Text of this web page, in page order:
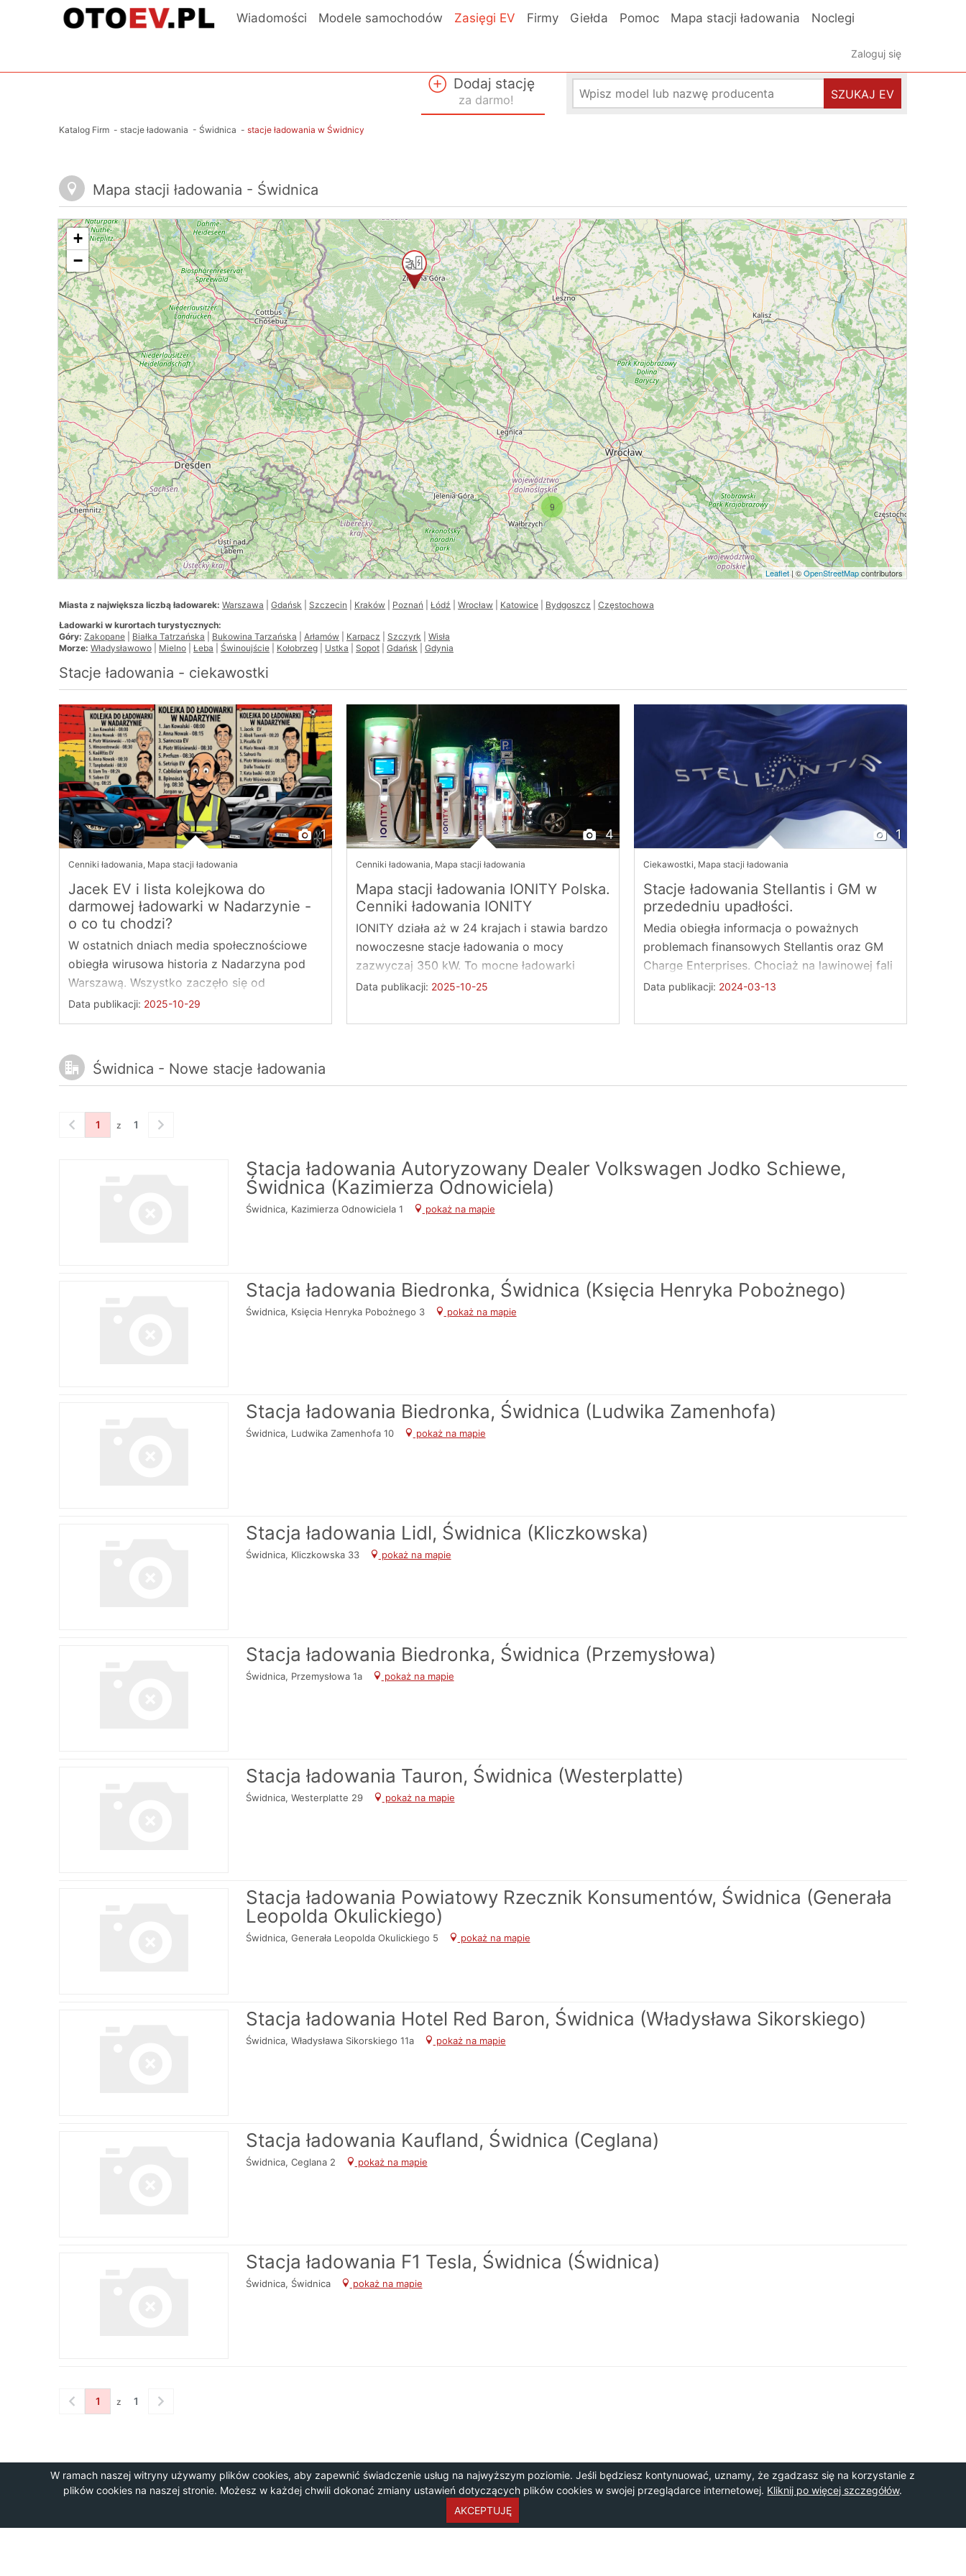
W ramach naszej witryny używamy plików cookies, aby zapewnić świadczenie usług na najwyższym poziomie. Jeśli będziesz kontynuować, uznamy, że zgadzasz się na korzystanie z
plików cookies na naszej stronie. Możesz w każdej chwili dokonać zmiany ustawień dotyczących plików cookies w swojej przeglądarce internetowej. Kliknij po więcej szczegółów.
AKCEPTUJĘ
Wiadomości Modele samochodów Zasięgi EV Firmy Giełda Pomoc Mapa stacji ładowania Noclegi
Zaloguj się
SZUKAJ EV
Dodaj stację
za darmo!
Katalog Firm - stacje ładowania - Świdnica - stacje ładowania w Świdnicy
Mapa stacji ładowania - Świdnica
9
+
−
Leaflet| ©OpenStreetMapcontributors
Miasta z największa liczbą ładowarek: Warszawa Gdańsk Szczecin Kraków Poznań Łódź Wrocław Katowice Bydgoszcz
Częstochowa
Ładowarki w kurortach turystycznych:
Góry: Zakopane Białka Tatrzańska Bukowina Tarzańska Arłamów Karpacz Szczyrk
Wisła
Morze: Władysławowo Mielno Łeba Świnoujście Kołobrzeg Ustka Sopot Gdańsk Gdynia
Stacje ładowania - ciekawostki
1
Cenniki ładowania, Mapa stacji ładowania
Jacek EV i lista kolejkowa do
darmowej ładowarki w Nadarzynie -
o co tu chodzi?
W ostatnich dniach media społecznościowe
obiegła wirusowa historia z Nadarzyna pod
Warszawą. Wszystko zaczęło się od
niepozornej, darmowej ...
Data publikacji: 2025-10-29
4
Cenniki ładowania, Mapa stacji ładowania
Mapa stacji ładowania IONITY Polska.
Cenniki ładowania IONITY
IONITY działa aż w 24 krajach i stawia bardzo
nowoczesne stacje ładowania o mocy
zazwyczaj 350 kW. To mocne ładowarki
zapewniające bardzo ...
Data publikacji: 2025-10-25
1
Ciekawostki, Mapa stacji ładowania
Stacje ładowania Stellantis i GM w
przededniu upadłości.
Media obiegła informacja o poważnych
problemach finansowych Stellantis oraz GM
Charge Enterprises. Chociaż na lawinowej fali
zapytań, ogłoszono ...
Data publikacji: 2024-03-13
Świdnica - Nowe stacje ładowania
1 z 1
Stacja ładowania Autoryzowany Dealer Volkswagen Jodko Schiewe,
Świdnica (Kazimierza Odnowiciela)
Świdnica, Kazimierza Odnowiciela 1 pokaż na mapie
Stacja ładowania Biedronka, Świdnica (Księcia Henryka Pobożnego)
Świdnica, Księcia Henryka Pobożnego 3 pokaż na mapie
Stacja ładowania Biedronka, Świdnica (Ludwika Zamenhofa)
Świdnica, Ludwika Zamenhofa 10 pokaż na mapie
Stacja ładowania Lidl, Świdnica (Kliczkowska)
Świdnica, Kliczkowska 33 pokaż na mapie
Stacja ładowania Biedronka, Świdnica (Przemysłowa)
Świdnica, Przemysłowa 1a pokaż na mapie
Stacja ładowania Tauron, Świdnica (Westerplatte)
Świdnica, Westerplatte 29 pokaż na mapie
Stacja ładowania Powiatowy Rzecznik Konsumentów, Świdnica (Generała
Leopolda Okulickiego)
Świdnica, Generała Leopolda Okulickiego 5 pokaż na mapie
Stacja ładowania Hotel Red Baron, Świdnica (Władysława Sikorskiego)
Świdnica, Władysława Sikorskiego 11a pokaż na mapie
Stacja ładowania Kaufland, Świdnica (Ceglana)
Świdnica, Ceglana 2 pokaż na mapie
Stacja ładowania F1 Tesla, Świdnica (Świdnica)
Świdnica, Świdnica pokaż na mapie
1 z 1